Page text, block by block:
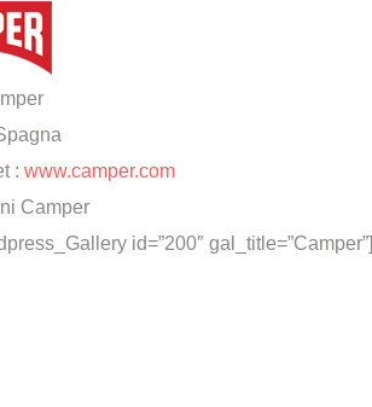
: www.camper.com
Camper
id=”200″ gal_title=”Camper”]